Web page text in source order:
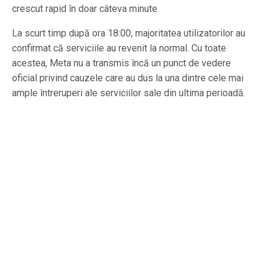
crescut rapid în doar câteva minute.
La scurt timp după ora 18:00, majoritatea utilizatorilor au
confirmat că serviciile au revenit la normal. Cu toate
acestea, Meta nu a transmis încă un punct de vedere
oficial privind cauzele care au dus la una dintre cele mai
ample întreruperi ale serviciilor sale din ultima perioadă.